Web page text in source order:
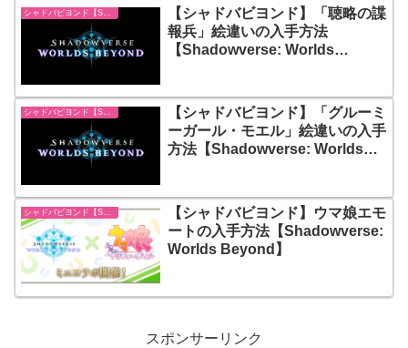
【シャドバビヨンド】「聴略の諜
報兵」絵違いの入手方法
【Shadowverse: Worlds
シャドバビヨンド【Shadowverse: Worlds Beyond】
【シャドバビヨンド】「グルーミ
ーガール・モエル」絵違いの入手
方法【Shadowverse: Worlds
【シャドバビヨンド】ウマ娘エモ
ートの入手方法【Shadowverse:
Worlds Beyond】
スポンサーリンク